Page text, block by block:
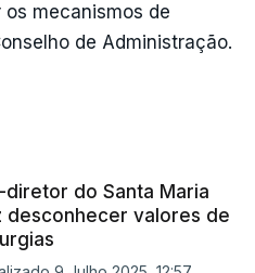
os mecanismos de
de Administração.
diretor do Santa Maria
desconhecer valores de